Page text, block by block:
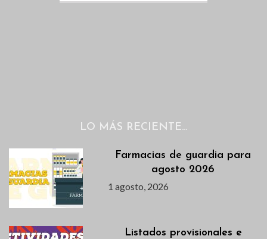
LO MÁS RECIENTE…
Farmacias de guardia para
agosto 2026
1 agosto, 2026
Listados provisionales e